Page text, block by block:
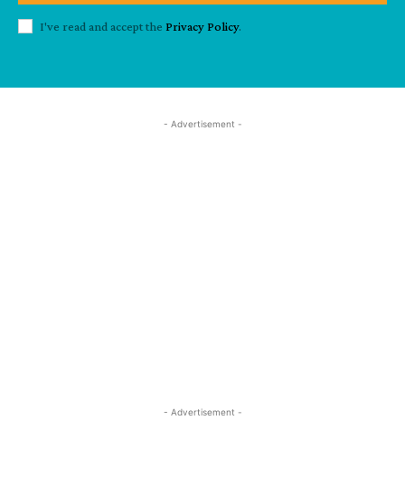
I've read and accept the Privacy Policy.
- Advertisement -
- Advertisement -